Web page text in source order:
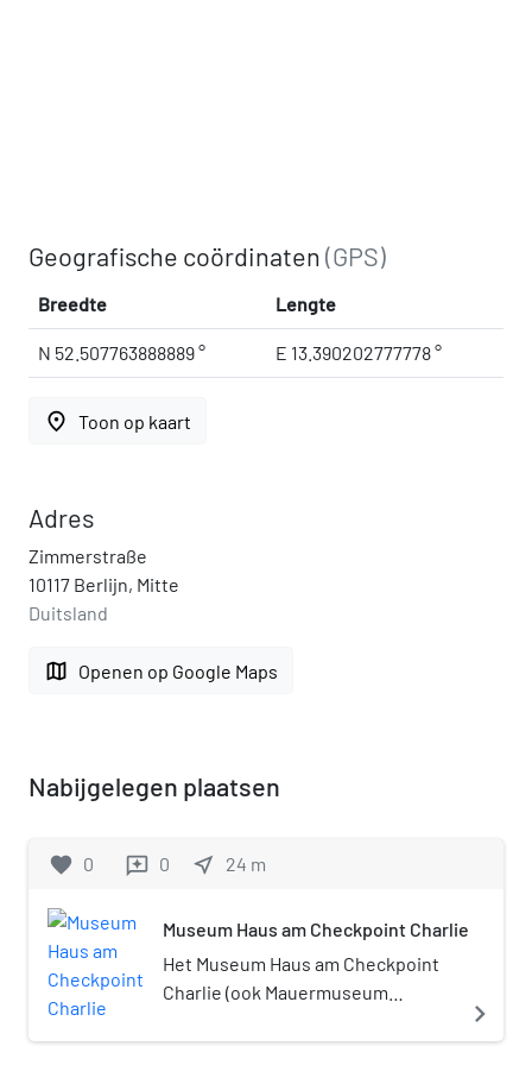
Geografische coördinaten(GPS)
Breedte Lengte
N 52.507763888889 ° E 13.390202777778 °
place Toon op kaart
Adres
Zimmerstraße
10117 Berlijn, Mitte
Duitsland
map Openen op Google Maps
Nabijgelegen plaatsen
favorite 0 reviews 0 near_me 24 m
Museum Haus am Checkpoint Charlie
Het Museum Haus am Checkpoint
Charlie (ook Mauermuseum
Berlijn. In het museum komen veel
navigate_next